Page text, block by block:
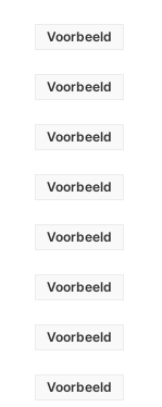
Voorbeeld
Voorbeeld
Voorbeeld
Voorbeeld
Voorbeeld
Voorbeeld
Voorbeeld
Voorbeeld